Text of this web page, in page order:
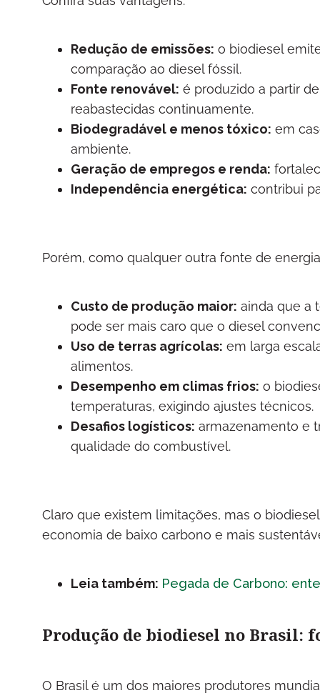
Redução de emissões: o biodiesel
comparação ao diesel fóssil.
Fonte renovável: é produzido a partir
reabastecidas continuamente.
Biodegradável e menos tóxico: em
ambiente.
Geração de empregos e renda:
Independência energética: contribui
Porém, como qualquer outra fonte de
Custo de produção maior: ainda que a
pode ser mais caro que o diesel
Uso de terras agrícolas: em larga
alimentos.
Desempenho em climas frios: o
temperaturas, exigindo ajustes técnicos.
Desafios logísticos: armazenamento e
qualidade do combustível.
Claro que existem limitações, mas o
economia de baixo carbono e mais
Leia também: Pegada de Carbono:
Produção de biodiesel no Brasil:
O Brasil é um dos maiores produtores